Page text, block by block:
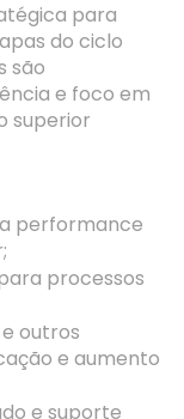
para
do ciclo
são
e foco em
superior
performance
processos
e outros
e aumento
e suporte